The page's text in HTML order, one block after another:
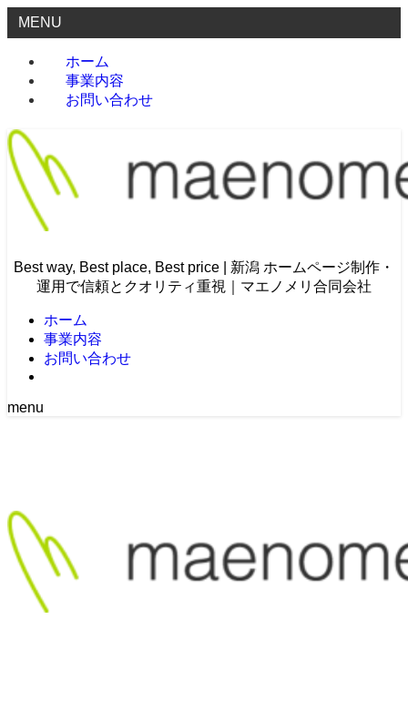
MENU
ホーム
事業内容
お問い合わせ
Best way, Best place, Best price | 新潟 ホームページ制作・
運用で信頼とクオリティ重視｜マエノメリ合同会社
ホーム
事業内容
お問い合わせ
menu